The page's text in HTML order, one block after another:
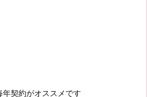
契約がオススメです